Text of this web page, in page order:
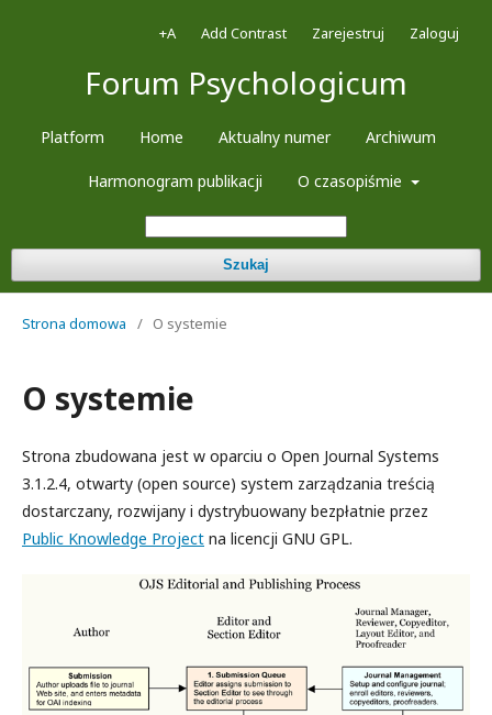
Forum Psychologicum
Platform Home Aktualny numer Archiwum
Harmonogram publikacji O czasopiśmie
Szukaj
+A Add Contrast Zarejestruj Zaloguj
Strona domowa / O systemie
O systemie
Strona zbudowana jest w oparciu o Open Journal Systems
3.1.2.4, otwarty (open source) system zarządzania treścią
dostarczany, rozwijany i dystrybuowany bezpłatnie przez
Public Knowledge Project na licencji GNU GPL.